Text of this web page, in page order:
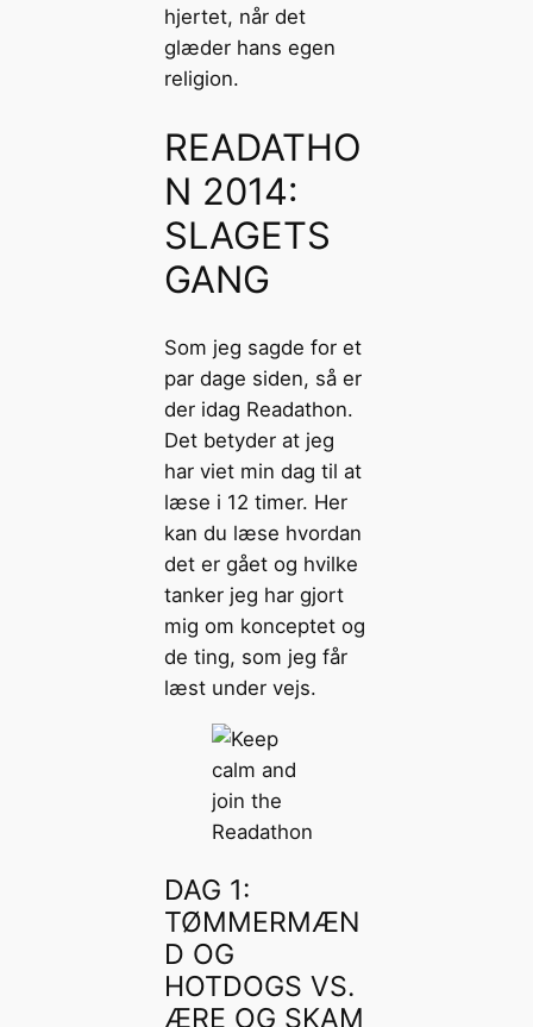
hjertet, når det
glæder hans egen
religion.
READATHO
N 2014:
SLAGETS
GANG
Som jeg sagde for et
par dage siden, så er
der idag Readathon.
Det betyder at jeg
har viet min dag til at
læse i 12 timer. Her
kan du læse hvordan
det er gået og hvilke
tanker jeg har gjort
mig om konceptet og
de ting, som jeg får
læst under vejs.
DAG 1:
TØMMERMÆN
D OG
HOTDOGS VS.
ÆRE OG SKAM